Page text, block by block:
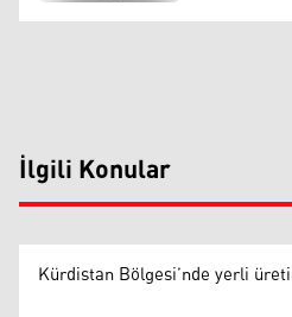
İlgili Konular
Kürdistan Bölgesi’nde yerli